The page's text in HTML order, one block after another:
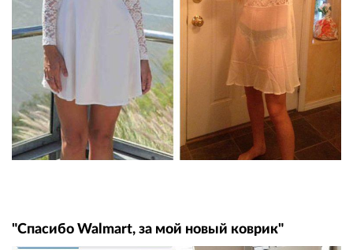
"Спасибо Walmart, за мой новый коврик"